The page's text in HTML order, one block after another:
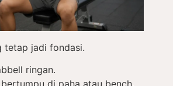
tetap jadi fondasi.
ringan.